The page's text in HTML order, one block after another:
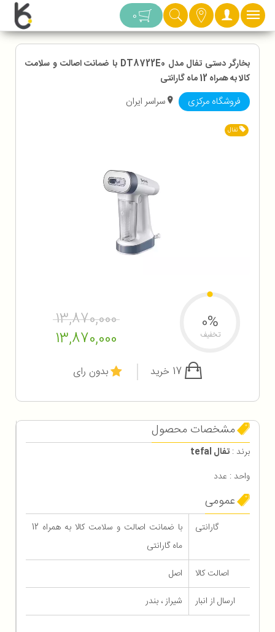
دسته بندی 0
بخارگر دستی تفال مدل DT8722E0 با ضمانت اصالت و سلامت
کالا به همراه 12 ماه گارانتی
فروشگاه مرکزی سراسر ایران
تفال
13,870,000
13,870,000
0%
تخفیف
بدون رای
مشخصات محصول
برند : تفال tefal
واحد : عدد
عمومی
گارانتی
با ضمانت اصالت و سلامت کالا به همراه 12
ماه گارانتی
اصالت کالا
اصل
ارسال از انبار
شیراز ، بندر